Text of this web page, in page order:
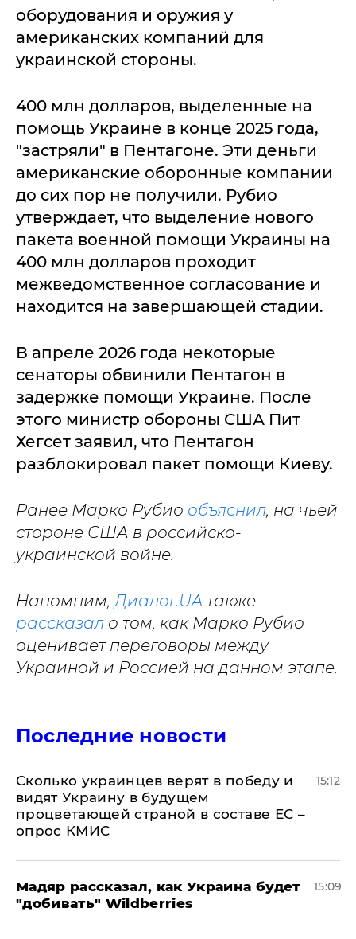
оборудования и оружия у
американских компаний для
украинской стороны.
400 млн долларов, выделенные на
помощь Украине в конце 2025 года,
"застряли" в Пентагоне. Эти деньги
американские оборонные компании
до сих пор не получили. Рубио
утверждает, что выделение нового
пакета военной помощи Украины на
400 млн долларов проходит
межведомственное согласование и
находится на завершающей стадии.
В апреле 2026 года некоторые
сенаторы обвинили Пентагон в
задержке помощи Украине. После
этого министр обороны США Пит
Хегсет заявил, что Пентагон
разблокировал пакет помощи Киеву.
Ранее Марко Рубио объяснил, на чьей
стороне США в российско-
украинской войне.
Напомним,Диалог.UA также
рассказал о том, как Марко Рубио
оценивает переговоры между
Украиной и Россией на данном этапе.
Последние новости
Сколько украинцев верят в победу и
видят Украину в будущем
процветающей страной в составе ЕС –
опрос КМИС
15:12
Мадяр рассказал, как Украина будет
"добивать" Wildberries
15:09